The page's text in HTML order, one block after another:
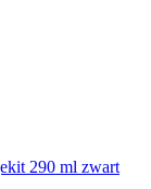
290 ml zwart